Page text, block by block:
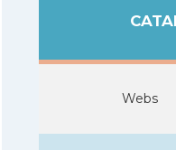
Webs